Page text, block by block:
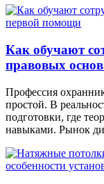
Как обучают
правовых
Профессия
простой. В
подготовки, где
навыками. Рынок